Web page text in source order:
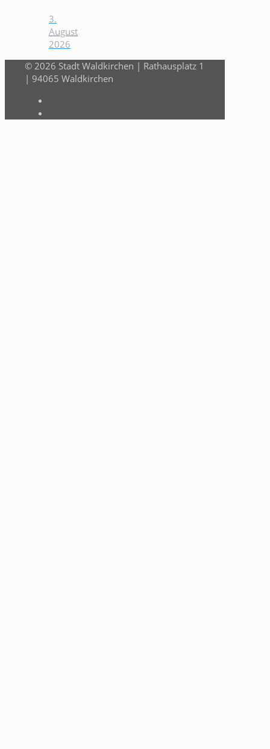
3.
August
2026
© 2026 Stadt Waldkirchen | Rathausplatz 1
| 94065 Waldkirchen